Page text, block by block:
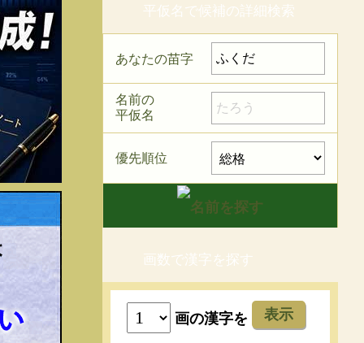
平仮名で候補の詳細検索
あなたの苗字
名前の
平仮名
優先順位
画数で漢字を探す
画の漢字を 表示